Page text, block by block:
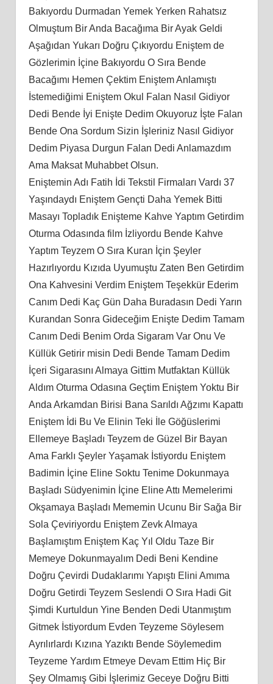
Bakıyordu Durmadan Yemek Yerken Rahatsız
Olmuştum Bir Anda Bacağıma Bir Ayak Geldi
Aşağıdan Yukarı Doğru Çıkıyordu Eniştem de
Gözlerimin İçine Bakıyordu O Sıra Bende
Bacağımı Hemen Çektim Eniştem Anlamıştı
İstemediğimi Eniştem Okul Falan Nasıl Gidiyor
Dedi Bende İyi Enişte Dedim Okuyoruz İşte Falan
Bende Ona Sordum Sizin İşleriniz Nasıl Gidiyor
Dedim Piyasa Durgun Falan Dedi Anlamazdım
Ama Maksat Muhabbet Olsun.
Eniştemin Adı Fatih İdi Tekstil Firmaları Vardı 37
Yaşındaydı Eniştem Gençti Daha Yemek Bitti
Masayı Topladık Enişteme Kahve Yaptım Getirdim
Oturma Odasında film İzliyordu Bende Kahve
Yaptım Teyzem O Sıra Kuran İçin Şeyler
Hazırlıyordu Kızıda Uyumuştu Zaten Ben Getirdim
Ona Kahvesini Verdim Eniştem Teşekkür Ederim
Canım Dedi Kaç Gün Daha Buradasın Dedi Yarın
Kurandan Sonra Gideceğim Enişte Dedim Tamam
Canım Dedi Benim Orda Sigaram Var Onu Ve
Küllük Getirir misin Dedi Bende Tamam Dedim
İçeri Sigarasını Almaya Gittim Mutfaktan Küllük
Aldım Oturma Odasına Geçtim Eniştem Yoktu Bir
Anda Arkamdan Birisi Bana Sarıldı Ağzımı Kapattı
Eniştem İdi Bu Ve Elinin Teki İle Göğüslerimi
Ellemeye Başladı Teyzem de Güzel Bir Bayan
Ama Farklı Şeyler Yaşamak İstiyordu Eniştem
Badimin İçine Eline Soktu Tenime Dokunmaya
Başladı Südyenimin İçine Eline Attı Memelerimi
Okşamaya Başladı Mememin Ucunu Bir Sağa Bir
Sola Çeviriyordu Eniştem Zevk Almaya
Başlamıştım Eniştem Kaç Yıl Oldu Taze Bir
Memeye Dokunmayalım Dedi Beni Kendine
Doğru Çevirdi Dudaklarımı Yapıştı Elini Amıma
Doğru Getirdi Teyzem Seslendi O Sıra Hadi Git
Şimdi Kurtuldun Yine Benden Dedi Utanmıştım
Gitmek İstiyordum Evden Teyzeme Söylesem
Ayrılırlardı Kızına Yazıktı Bende Söylemedim
Teyzeme Yardım Etmeye Devam Ettim Hiç Bir
Şey Olmamış Gibi İşlerimiz Geceye Doğru Bitti